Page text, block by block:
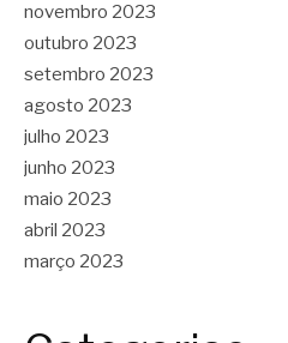
novembro 2023
outubro 2023
setembro 2023
agosto 2023
julho 2023
junho 2023
maio 2023
abril 2023
março 2023